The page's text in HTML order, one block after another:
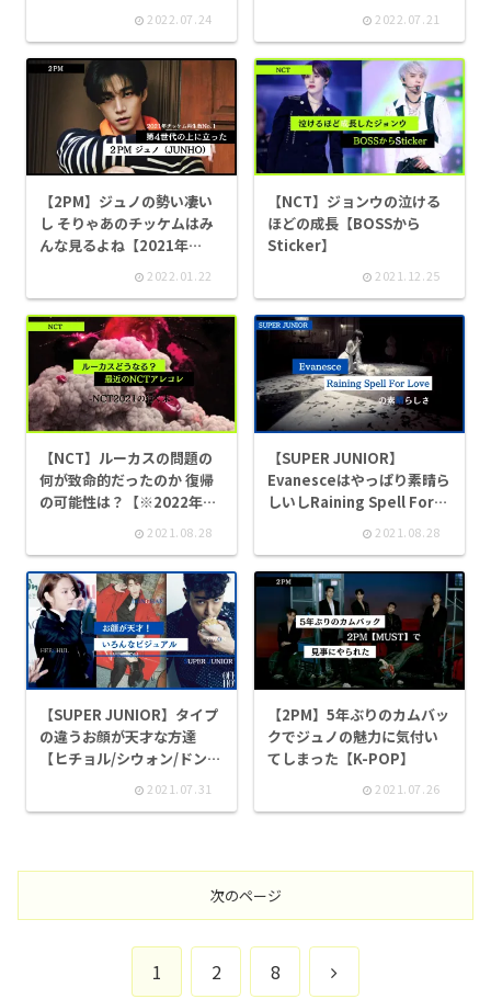
2022.07.24 2022.07.21
【2PM】ジュノの勢い凄い
し そりゃあのチッケムはみ
んな見るよね【2021年
2022.01.22
【NCT】ジョンウの泣ける
ほどの成長【BOSSから
Sticker】
2021.12.25
【NCT】ルーカスの問題の
何が致命的だったのか 復帰
の可能性は？【※2022年12
2021.08.28
【SUPER JUNIOR】
Evanesceはやっぱり素晴ら
しいしRaining Spell For
2021.08.28
【SUPER JUNIOR】タイプ
の違うお顔が天才な方達
【ヒチョル/シウォン/ドン
2021.07.31
【2PM】5年ぶりのカムバッ
クでジュノの魅力に気付い
てしまった【K-POP】
2021.07.26
次のページ
1 2 8 次